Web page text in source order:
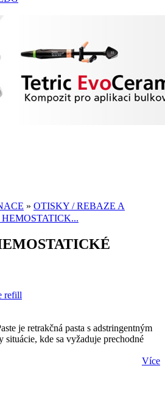
» OTISKY / REBAZE A
refill
je retrakčná pasta s adstringentným
situácie, kde sa vyžaduje prechodné
Více